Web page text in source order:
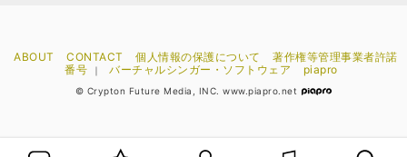
ABOUT CONTACT 個人情報の保護について
著作権等管理事業者許諾
番号
｜ バーチャルシンガー・ソフトウェア piapro
© Crypton Future Media, INC. www.piapro.net